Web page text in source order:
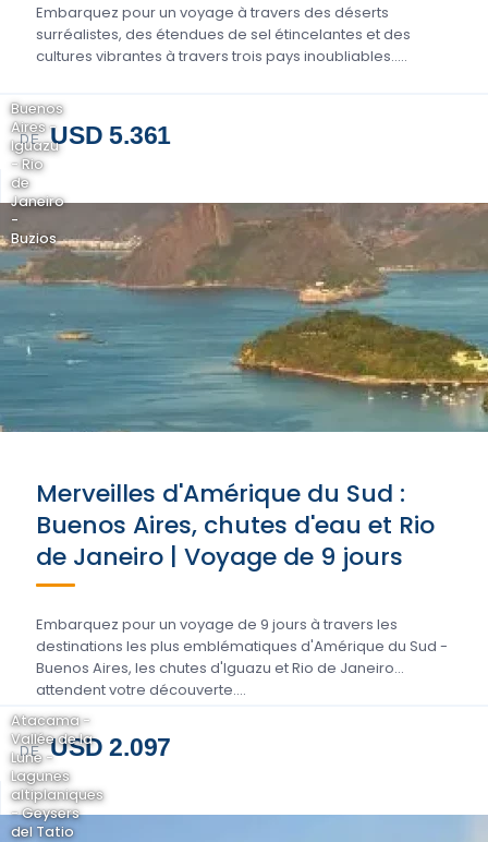
Embarquez pour un voyage à travers des déserts
surréalistes, des étendues de sel étincelantes et des
cultures vibrantes à travers trois pays inoubliables.....
DE USD 5.361
Buenos
Aires -
Iguazu
- Rio
de
Janeiro
-
Buzios
Merveilles d'Amérique du Sud :
Buenos Aires, chutes d'eau et Rio
de Janeiro | Voyage de 9 jours
Embarquez pour un voyage de 9 jours à travers les
destinations les plus emblématiques d'Amérique du Sud -
Buenos Aires, les chutes d'Iguazu et Rio de Janeiro
attendent votre découverte....
DE USD 2.097
Atacama -
Vallée de la
Lune -
Lagunes
altiplaniques
- Geysers
del Tatio